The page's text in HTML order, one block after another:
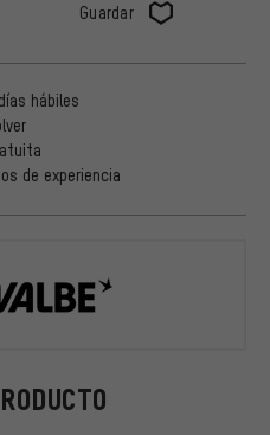
Guardar
hábiles
de experiencia